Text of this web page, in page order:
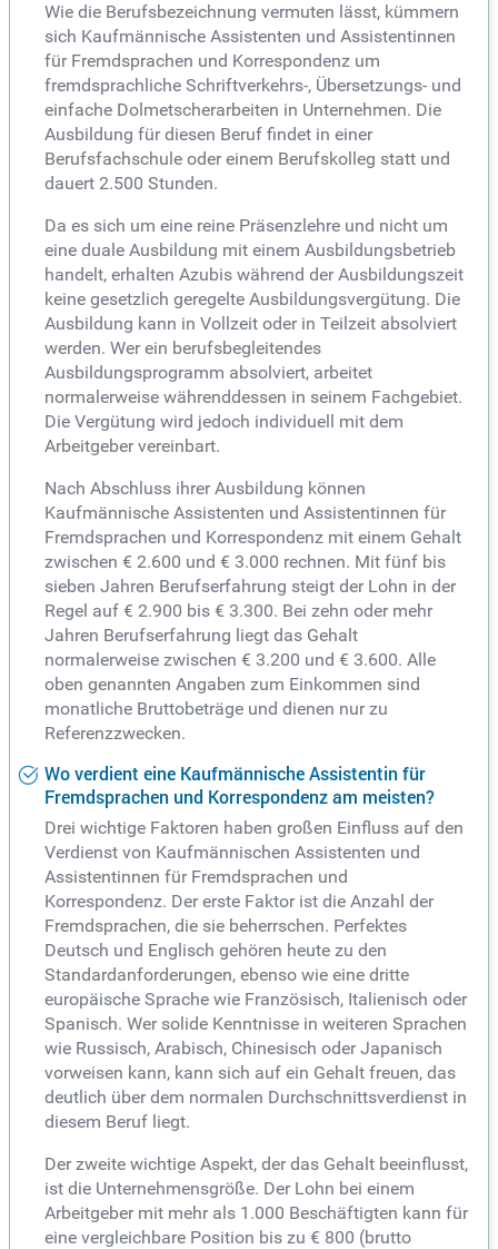
Wie die Berufsbezeichnung vermuten lässt, kümmern
sich Kaufmännische Assistenten und Assistentinnen
für Fremdsprachen und Korrespondenz um
fremdsprachliche Schriftverkehrs-, Übersetzungs- und
einfache Dolmetscherarbeiten in Unternehmen. Die
Ausbildung für diesen Beruf findet in einer
Berufsfachschule oder einem Berufskolleg statt und
dauert 2.500 Stunden.
Da es sich um eine reine Präsenzlehre und nicht um
eine duale Ausbildung mit einem Ausbildungsbetrieb
handelt, erhalten Azubis während der Ausbildungszeit
keine gesetzlich geregelte Ausbildungsvergütung. Die
Ausbildung kann in Vollzeit oder in Teilzeit absolviert
werden. Wer ein berufsbegleitendes
Ausbildungsprogramm absolviert, arbeitet
normalerweise währenddessen in seinem Fachgebiet.
Die Vergütung wird jedoch individuell mit dem
Arbeitgeber vereinbart.
Nach Abschluss ihrer Ausbildung können
Kaufmännische Assistenten und Assistentinnen für
Fremdsprachen und Korrespondenz mit einem Gehalt
zwischen € 2.600 und € 3.000 rechnen. Mit fünf bis
sieben Jahren Berufserfahrung steigt der Lohn in der
Regel auf € 2.900 bis € 3.300. Bei zehn oder mehr
Jahren Berufserfahrung liegt das Gehalt
normalerweise zwischen € 3.200 und € 3.600. Alle
oben genannten Angaben zum Einkommen sind
monatliche Bruttobeträge und dienen nur zu
Referenzzwecken.
Wo verdient eine Kaufmännische Assistentin für
Fremdsprachen und Korrespondenz am meisten?
Drei wichtige Faktoren haben großen Einfluss auf den
Verdienst von Kaufmännischen Assistenten und
Assistentinnen für Fremdsprachen und
Korrespondenz. Der erste Faktor ist die Anzahl der
Fremdsprachen, die sie beherrschen. Perfektes
Deutsch und Englisch gehören heute zu den
Standardanforderungen, ebenso wie eine dritte
europäische Sprache wie Französisch, Italienisch oder
Spanisch. Wer solide Kenntnisse in weiteren Sprachen
wie Russisch, Arabisch, Chinesisch oder Japanisch
vorweisen kann, kann sich auf ein Gehalt freuen, das
deutlich über dem normalen Durchschnittsverdienst in
diesem Beruf liegt.
Der zweite wichtige Aspekt, der das Gehalt beeinflusst,
ist die Unternehmensgröße. Der Lohn bei einem
Arbeitgeber mit mehr als 1.000 Beschäftigten kann für
eine vergleichbare Position bis zu € 800 (brutto